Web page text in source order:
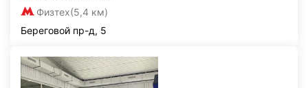
Физтех(5,4 км)
Береговой пр-д, 5